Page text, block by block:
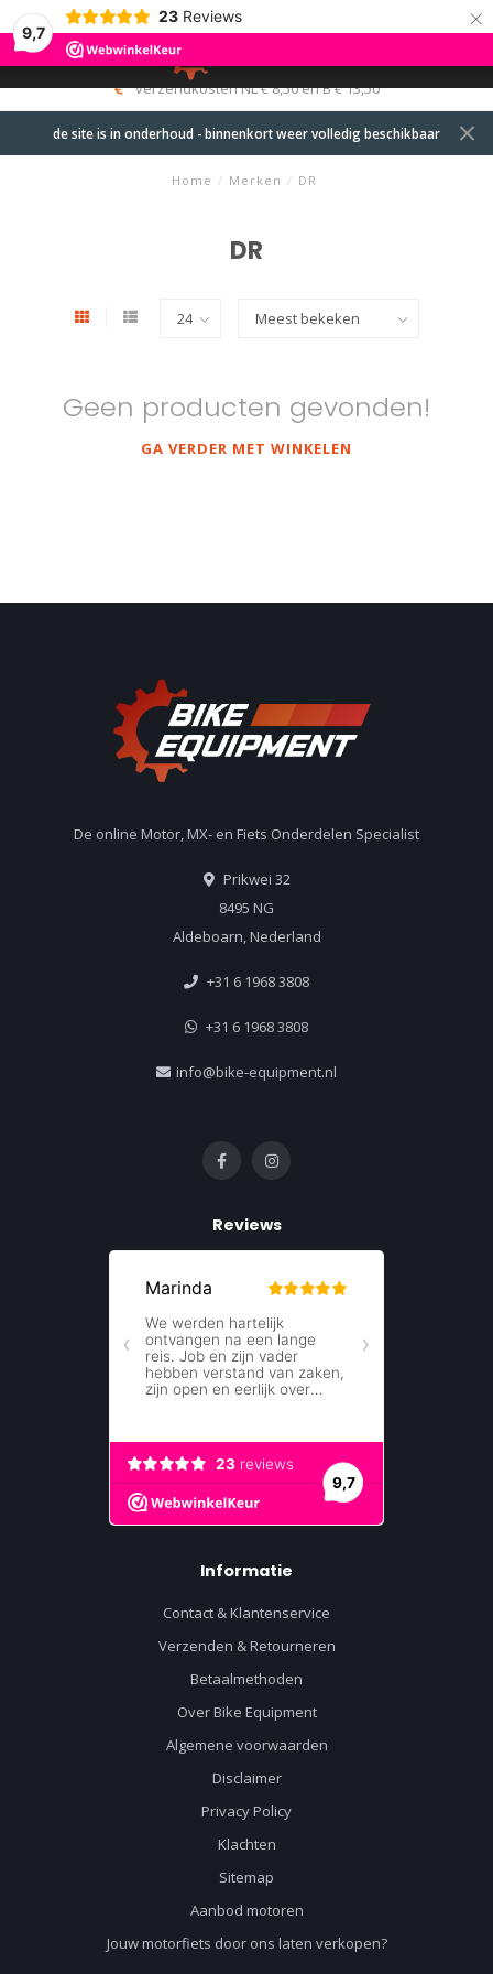
9,7
23 Reviews ×
MENU
0
verzendkosten NL € 8,50 en B € 13,50
de site is in onderhoud - binnenkort weer volledig beschikbaar
Home / Merken / DR
DR
Geen producten gevonden!
GA VERDER MET WINKELEN
De online Motor, MX- en Fiets Onderdelen Specialist
Prikwei 32
8495 NG
Aldeboarn, Nederland
+31 6 1968 3808
+31 6 1968 3808
info@bike-equipment.nl
Reviews
Informatie
Contact & Klantenservice
Verzenden & Retourneren
Betaalmethoden
Over Bike Equipment
Algemene voorwaarden
Disclaimer
Privacy Policy
Klachten
Sitemap
Aanbod motoren
Jouw motorfiets door ons laten verkopen?